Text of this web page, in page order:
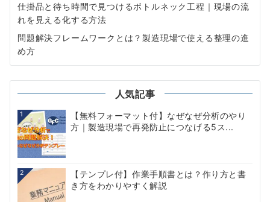
仕掛品と待ち時間で見つけるボトルネック工程｜現場の流
れを見える化する方法
問題解決フレームワークとは？製造現場で使える整理の進
め方
人気記事
1
【無料フォーマット付】なぜなぜ分析のやり
方｜製造現場で再発防止につなげる5ス...
2
【テンプレ付】作業手順書とは？作り方と書
き方をわかりやすく解説